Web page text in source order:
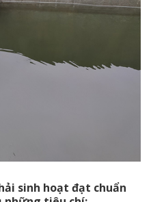
sinh hoạt đạt chuẩn